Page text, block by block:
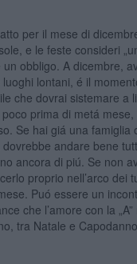
per il mese di
e le feste consideri
un obbligo. A dicembre,
lontani, é il
che dovrai sistemare a
prima di metá mese,
Se hai giá una famiglia
andare bene
ancora di piú. Se non
proprio nell’arco dei
Puó essere un
che l’amore con la
tra Natale e Capodanno.